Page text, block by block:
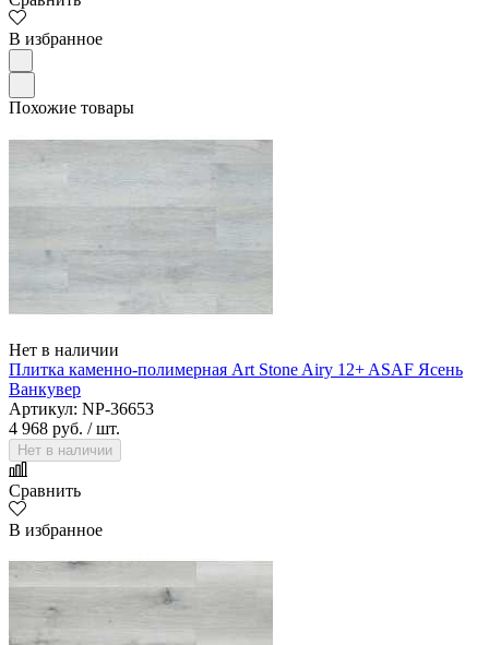
В избранное
Похожие товары
Нет в наличии
Плитка каменно-полимерная Art Stone Airy 12+ ASAF Ясень
Ванкувер
Артикул: NP-36653
4 968 руб. / шт.
Нет в наличии
Сравнить
В избранное